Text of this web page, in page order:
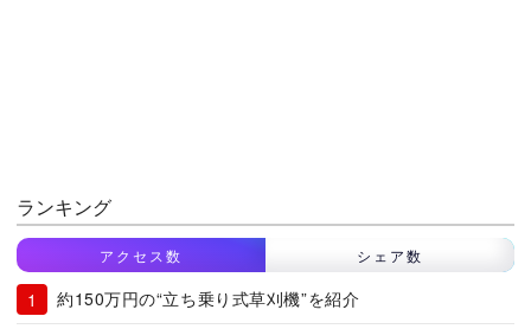
ランキング
アクセス数 シェア数
約150万円の“立ち乗り式草刈機”を紹介